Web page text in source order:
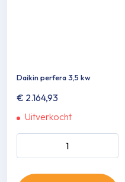
Daikin perfera 3,5 kw
€ 2.164,93
Uitverkocht
Daikin perfera 3,5 kw aantal